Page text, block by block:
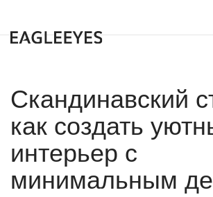
Скандинавский
как создать
интерьер с
минимальным